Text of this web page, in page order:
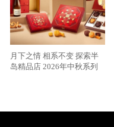
月下之情 相系不变 探索半
岛精品店 2026年中秋系列